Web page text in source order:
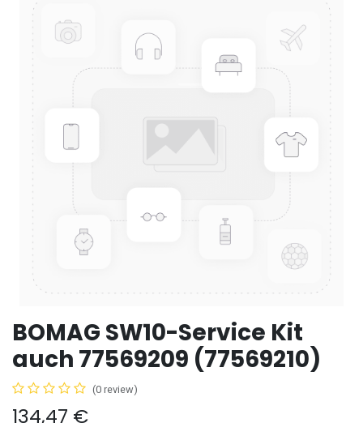
BOMAG SW10-Service Kit
auch 77569209 (77569210)
(0 review)
134,47 €